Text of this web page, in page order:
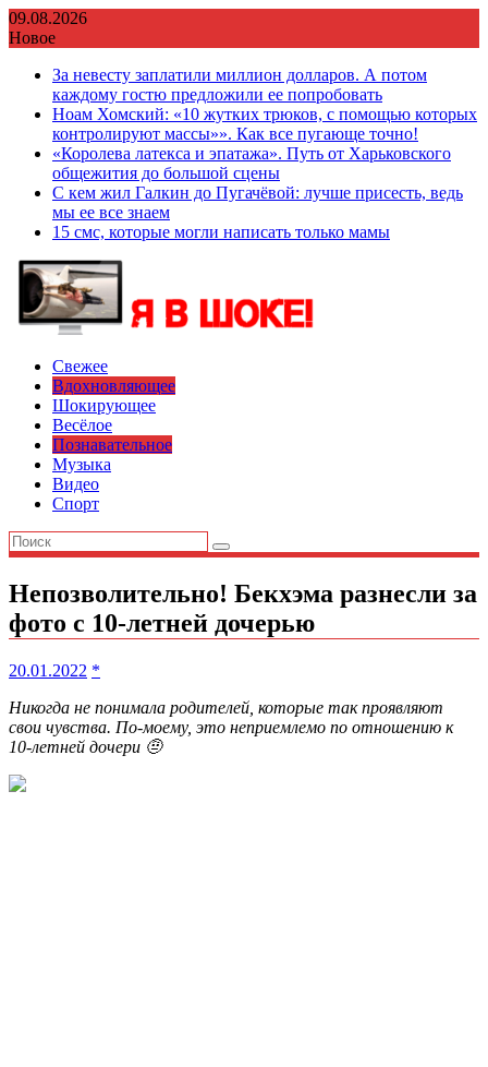
Перейти
к
09.08.2026
Новое
За невесту заплатили миллион долларов. А потом
каждому гостю предложили ее попробовать
Ноам Хомский: «10 жутких трюков, с помощью которых
контролируют массы»». Как все пугающе точно!
«Королева латекса и эпатажа». Путь от Харьковского
общежития до большой сцены
С кем жил Галкин до Пугачёвой: лучше присесть, ведь
мы ее все знаем
15 смс, которые могли написать только мамы
Свежее
Вдохновляющее
Шокирующее
Весёлое
Познавательное
Музыка
Видео
Спорт
Непозволительно! Бекхэма разнесли за
фото с 10-летней дочерью
20.01.2022 *
Никогда не понимала родителей, которые так проявляют
свои чувства. По-моему, это неприемлемо по отношению к
10-летней дочери 🤨